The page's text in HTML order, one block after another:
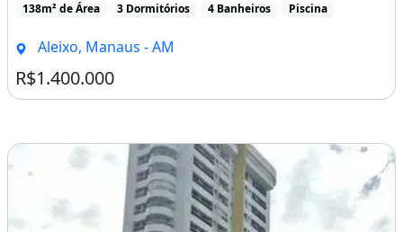
138m² de Área 3 Dormitórios 4 Banheiros Piscina
Aleixo, Manaus - AM
R$1.400.000